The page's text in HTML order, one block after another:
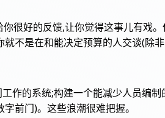
很好的反馈,让你觉得这事儿有戏
不是在和能决定预算的人交谈(除非
作的系统;构建一个能减少人员编
前门)。这些浪潮很难把握。